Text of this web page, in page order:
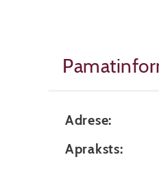
Adrese:
Apraksts: